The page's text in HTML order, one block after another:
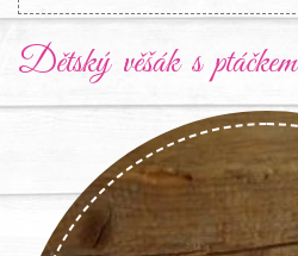
Dětský věšák s ptáčkem